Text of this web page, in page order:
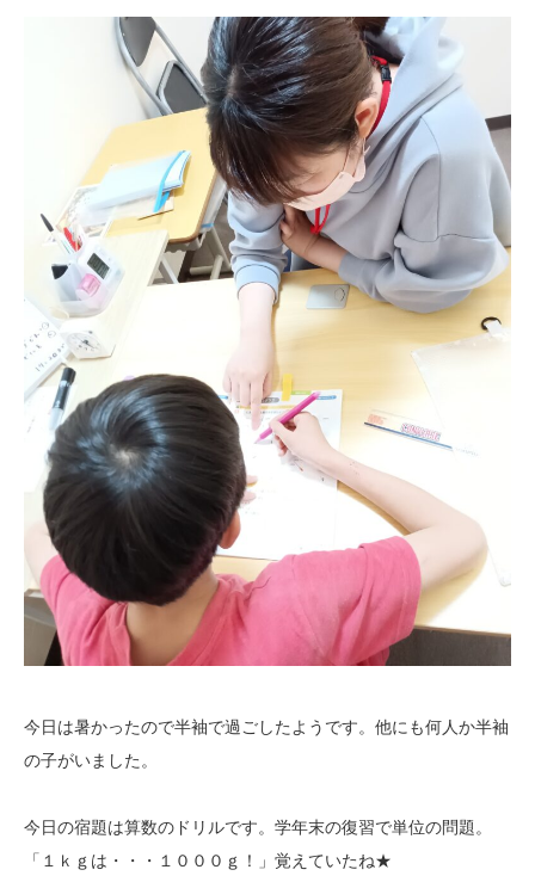
今日は暑かったので半袖で過ごしたようです。他にも何人か半袖
の子がいました。
今日の宿題は算数のドリルです。学年末の復習で単位の問題。
「１ｋｇは・・・１０００ｇ！」覚えていたね★